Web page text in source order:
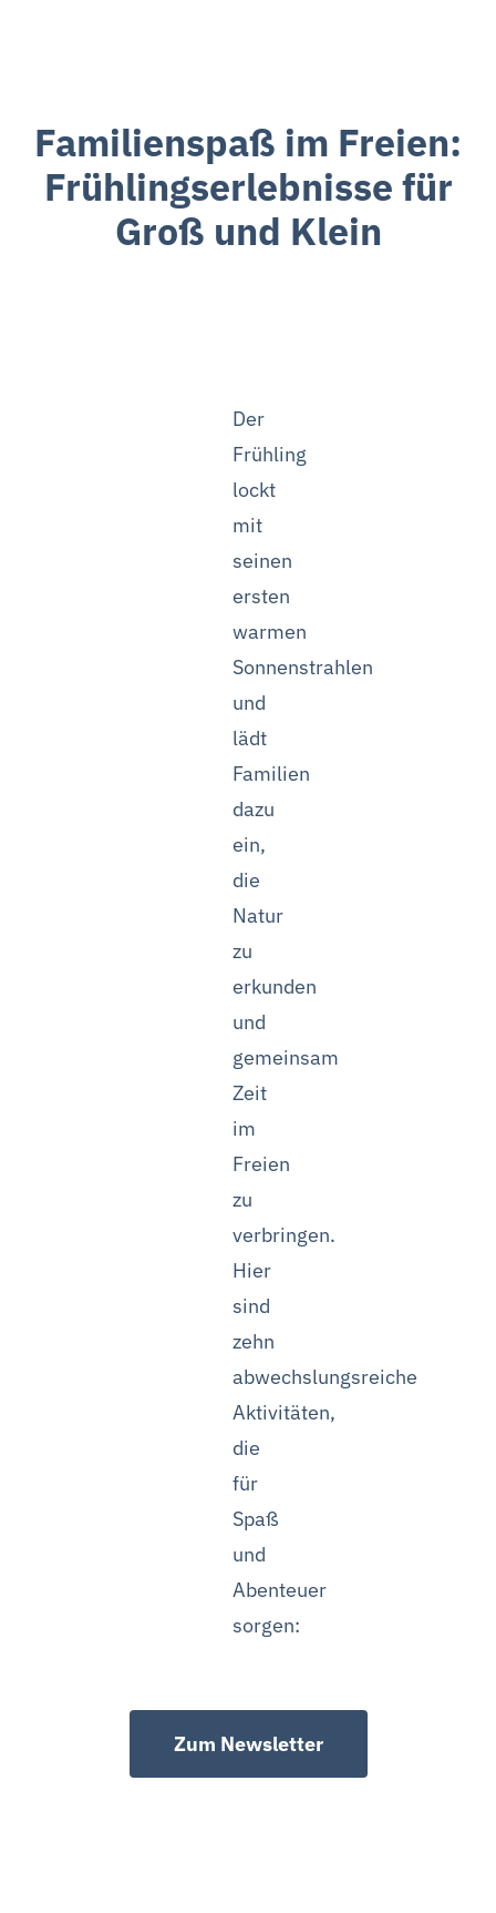
Familienspaß im Freien:
Frühlingserlebnisse für
Groß und Klein
Der
Frühling
lockt
mit
seinen
ersten
warmen
Sonnenstrahlen
und
lädt
Familien
dazu
ein,
die
Natur
zu
erkunden
und
gemeinsam
Zeit
im
Freien
zu
verbringen.
Hier
sind
zehn
abwechslungsreiche
Aktivitäten,
die
für
Spaß
und
Abenteuer
sorgen:
Zum Newsletter